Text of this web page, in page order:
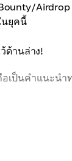
นยุคนี้
ด้านล่าง!
ป็นคำแนะนำ